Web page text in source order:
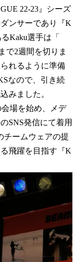
22-23』シーズ
ンサーであり『K
Kaku選手は「​
で2週間を切りま
れるように準備
なので、引き続
みました。
場を始め、メデ
SNS発信にて着用
チームウェアの提
飛躍を目指す『K